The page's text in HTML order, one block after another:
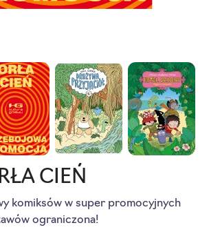
CIEŃ
komiksów w super promocyjnych
ograniczona!